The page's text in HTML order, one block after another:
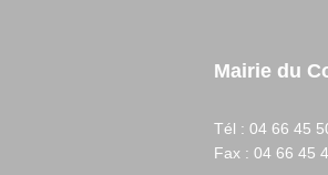
Mairie du
Tél : 04 66 45
Fax : 04 66 45